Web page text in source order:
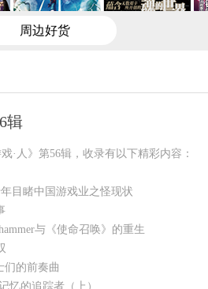
辑
·人》第56辑，收录有以下精彩内容：
目睹中国游戏业之怪现状
与《使命召唤》的重生
们的前奏曲
的追踪者（上）
周边好货